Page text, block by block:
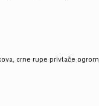
crne rupe privlače